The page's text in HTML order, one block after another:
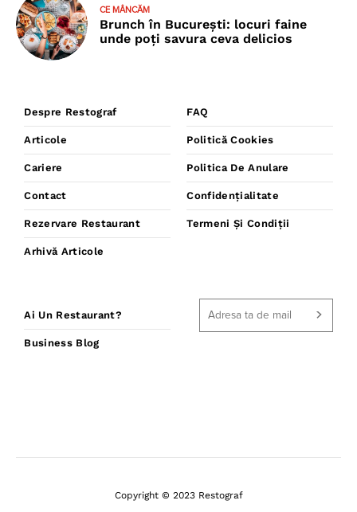
CE MÂNCĂM
Brunch în București: locuri faine
unde poţi savura ceva delicios
Despre Restograf
Articole
Cariere
Contact
Rezervare Restaurant
Arhivă Articole
FAQ
Politică Cookies
Politica De Anulare
Confidențialitate
Termeni Și Condiții
Ai Un Restaurant?
Business Blog
Copyright © 2023 Restograf